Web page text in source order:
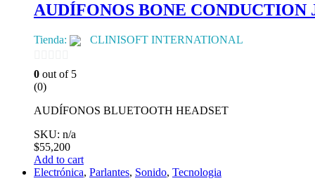
AUDÍFONOS BONE CONDUCTION
Tienda: CLINISOFT INTERNATIONAL
0
de
5
0 out of 5
(0)
AUDÍFONOS BLUETOOTH HEADSET
SKU: n/a
$55,200
Add to cart
Electrónica, Parlantes, Sonido, Tecnologia